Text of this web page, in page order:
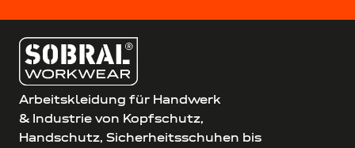
Arbeitskleidung für Handwerk
& Industrie von Kopfschutz,
Handschutz, Sicherheitsschuhen bis